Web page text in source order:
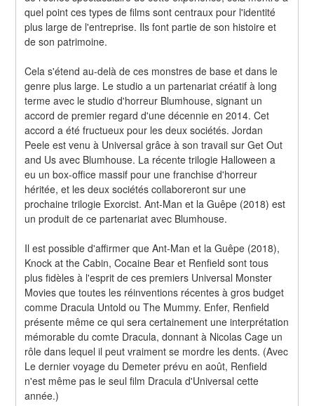
quel point ces types de films sont centraux pour l'identité
plus large de l'entreprise. Ils font partie de son histoire et
de son patrimoine.
Cela s'étend au-delà de ces monstres de base et dans le
genre plus large. Le studio a un partenariat créatif à long
terme avec le studio d'horreur Blumhouse, signant un
accord de premier regard d'une décennie en 2014. Cet
accord a été fructueux pour les deux sociétés. Jordan
Peele est venu à Universal grâce à son travail sur Get Out
and Us avec Blumhouse. La récente trilogie Halloween a
eu un box-office massif pour une franchise d'horreur
héritée, et les deux sociétés collaboreront sur une
prochaine trilogie Exorcist. Ant-Man et la Guêpe (2018) est
un produit de ce partenariat avec Blumhouse.
Il est possible d'affirmer que Ant-Man et la Guêpe (2018),
Knock at the Cabin, Cocaine Bear et Renfield sont tous
plus fidèles à l'esprit de ces premiers Universal Monster
Movies que toutes les réinventions récentes à gros budget
comme Dracula Untold ou The Mummy. Enfer, Renfield
présente même ce qui sera certainement une interprétation
mémorable du comte Dracula, donnant à Nicolas Cage un
rôle dans lequel il peut vraiment se mordre les dents. (Avec
Le dernier voyage du Demeter prévu en août, Renfield
n'est même pas le seul film Dracula d'Universal cette
année.)